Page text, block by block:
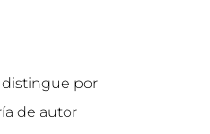
distingue por
de autor